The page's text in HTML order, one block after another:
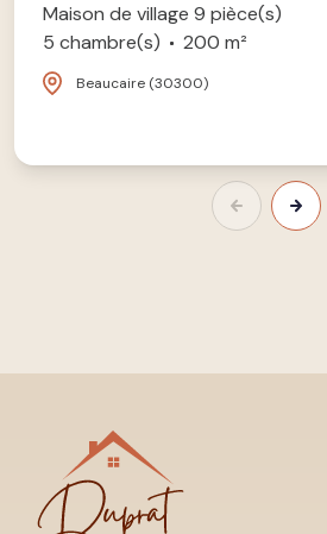
Maison de village 9 pièce(s)
5 chambre(s)
200 m²
Beaucaire (30300)